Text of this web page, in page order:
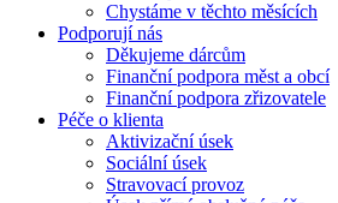
Chystáme v těchto měsících
Podporují nás
Děkujeme dárcům
Finanční podpora měst a obcí
Finanční podpora zřizovatele
Péče o klienta
Aktivizační úsek
Sociální úsek
Stravovací provoz